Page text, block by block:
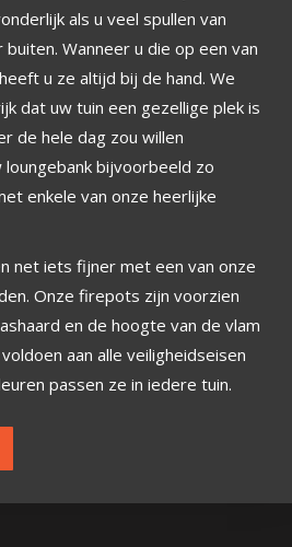
als u veel spullen van
Wanneer u die op een van
u ze altijd bij de hand. We
dat uw tuin een gezellige plek is
de hele dag zou willen
bijvoorbeeld zo
enkele van onze heerlijke
net iets fijner met een van onze
Onze firepots zijn voorzien
en de hoogte van de vlam
aan alle veiligheidseisen
passen ze in iedere tuin.